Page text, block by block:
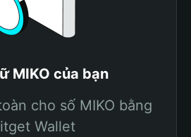
MIKO của bạn
cho số MIKO bằng
Wallet